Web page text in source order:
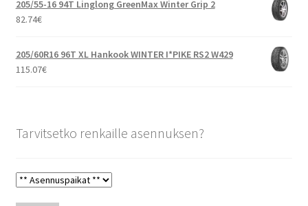
205/55-16 94T Linglong GreenMax Winter Grip 2
82.74€
205/60R16 96T XL Hankook WINTER I*PIKE RS2 W429
115.07€
Tarvitsetko renkaille asennuksen?